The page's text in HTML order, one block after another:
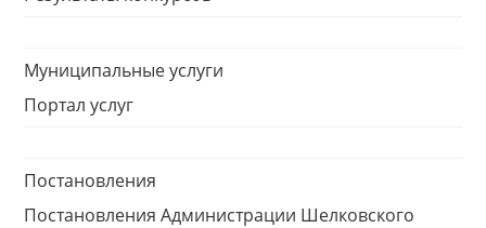
Муниципальные услуги
Портал услуг
Постановления
Постановления Администрации Шелковского